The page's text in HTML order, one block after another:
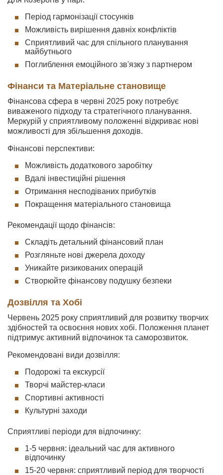
Період гармонізації стосунків
Можливість вирішення давніх конфліктів
Сприятливий час для спільного планування
майбутнього
Поглиблення емоційного зв'язку з партнером
Фінанси та Матеріальне становище
Фінансова сфера в червні 2025 року потребує
виваженого підходу та стратегічного планування.
Меркурій у сприятливому положенні відкриває нові
можливості для збільшення доходів.
Фінансові перспективи:
Можливість додаткового заробітку
Вдалі інвестиційні рішення
Отримання несподіваних прибутків
Покращення матеріального становища
Рекомендації щодо фінансів:
Складіть детальний фінансовий план
Розгляньте нові джерела доходу
Уникайте ризикованих операцій
Створюйте фінансову подушку безпеки
Дозвілля та Хобі
Червень 2025 року сприятливий для розвитку творчих
здібностей та освоєння нових хобі. Положення планет
підтримує активний відпочинок та саморозвиток.
Рекомендовані види дозвілля:
Подорожі та екскурсії
Творчі майстер-класи
Спортивні активності
Культурні заходи
Сприятливі періоди для відпочинку:
1-5 червня: ідеальний час для активного
відпочинку
15-20 червня: сприятливий період для творчості